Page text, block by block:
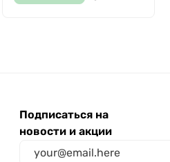
Подписаться на
новости и акции